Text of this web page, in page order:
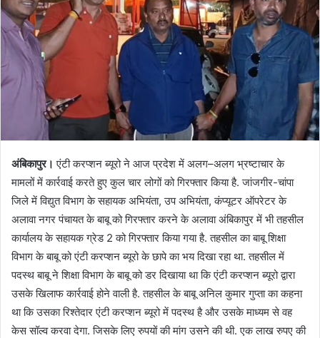
अंबिकापुर। एंटी करप्शन ब्यूरो ने आज प्रदेश में अलग–अलग भ्रष्टाचार के
मामलों में कार्रवाई करते हुए कुल चार लोगों को गिरफ्तार किया है. जांजगीर-चांपा
जिले में विद्युत विभाग के सहायक अभियंता, उप अभियंता, कंप्यूटर ऑपरेटर के
अलावा नगर पंचायत के बाबू को गिरफ्तार करने के अलावा अंबिकापुर में भी तहसील
कार्यालय के सहायक ग्रेड 2 को गिरफ्तार किया गया है. तहसील का बाबू शिक्षा
विभाग के बाबू को एंटी करप्शन ब्यूरो के छापे का भय दिखा रहा था. तहसील में
पदस्थ बाबू ने शिक्षा विभाग के बाबू को डर दिखाया था कि एंटी करप्शन ब्यूरो द्वारा
उसके खिलाफ कार्रवाई होने वाली है. तहसील के बाबू अनिल कुमार गुप्ता का कहना
था कि उसका रिश्तेदार एंटी करप्शन ब्यूरो में पदस्थ है और उसके माध्यम से वह
केस सॉल्व करवा देगा. जिसके लिए रुपयों की मांग उसने की थी. एक लाख रुपए की